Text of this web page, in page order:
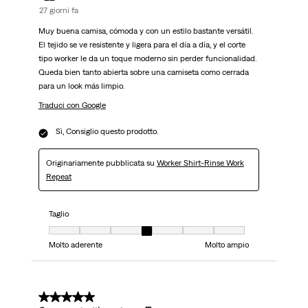
27 giorni fa
Muy buena camisa, cómoda y con un estilo bastante versátil.
El tejido se ve resistente y ligera para el día a día, y el corte
tipo worker le da un toque moderno sin perder funcionalidad.
Queda bien tanto abierta sobre una camiseta como cerrada
para un look más limpio.
Traduci con Google
Sì, Consiglio questo prodotto.
Originariamente pubblicata su Worker Shirt-Rinse Work
Repeat
Taglio
Taglio, 4 su 7, dove 1 è uguale a Molto aderente e 7 è uguale a Molto
Molto aderente
Molto ampio
5 su 5 stelle.